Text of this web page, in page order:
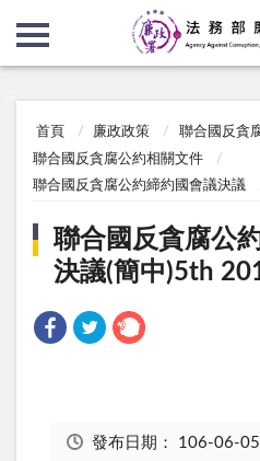
首頁 廉政政策
聯合國反貪
聯合國反貪腐公約相關文件
聯合國反貪腐公約締約國會議決議
聯合國反貪腐公
決議(簡中)5th
發布日期： 106-06-05